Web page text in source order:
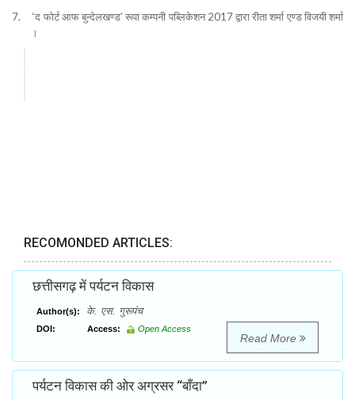
7.
‘द फोर्ट आफ बुन्देलखण्ड’ रूपा कम्पनी पब्लिकेशन 2017 द्वारा रीता शर्मा एण्ड विजयी शर्मा
।
RECOMONDED ARTICLES:
छत्तीसगढ़ में पर्यटन विकास
Author(s): के. एस. गुरूपंच
DOI: Access: Open Access
Read More
पर्यटन विकास की ओर अग्रसर “बाँदा”